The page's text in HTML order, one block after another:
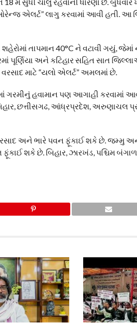
એલર્ટ” લાગુ કરવામાં આવી હતી. આ
તાપમાન 40°C ને વટાવી ગયું, જેમાં
પૂર્ણિયા અને કટિહાર સહિત સાત
માટે “યલો એલર્ટ” અમલમાં છે.
ગરમીનું હવામાન પણ આગાહી કરવામાં
છત્તીસગઢ, આંધ્રપ્રદેશ, અરુણાચલ
અને ભારે પવન ફૂંકાઈ શકે છે. જમ્મુ
શકે છે. બિહાર, ઝારખંડ, પશ્ચિમ